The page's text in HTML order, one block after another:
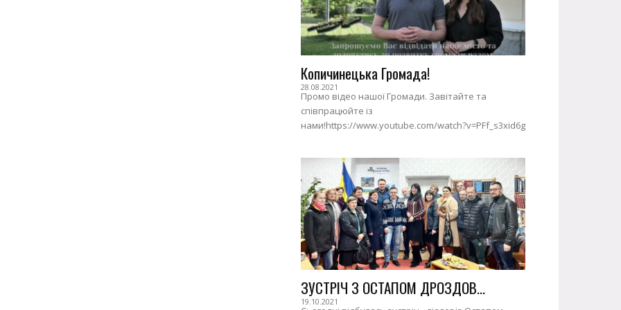
Копичинецька Громада!
28.08.2021
Промо відео нашої Громади. Завітайте та
співпрацюйте із
нами!https://www.youtube.com/watch?v=PFf_s3xid6g
ЗУСТРІЧ З ОСТАПОМ ДРОЗДОВ...
19.10.2021